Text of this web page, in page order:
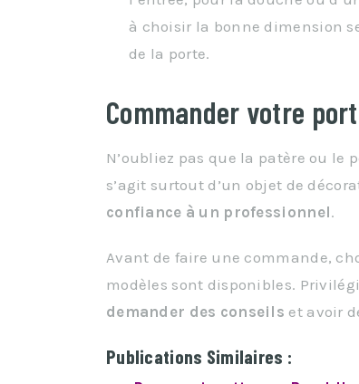
à choisir la bonne dimension
de la porte.
Commander votre
N’oubliez pas que la patère ou le
s’agit surtout d’un objet de
confiance à un professionnel.
Avant de faire une commande,
modèles sont disponibles.
demander des conseils et avoir
Publications Similaires :